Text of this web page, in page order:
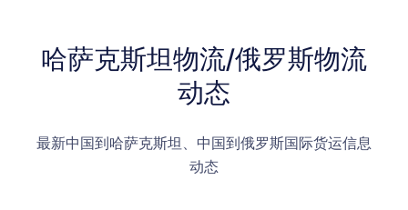
哈萨克斯坦物流/俄罗斯物流
动态
最新中国到哈萨克斯坦、中国到俄罗斯国际货运信息
动态